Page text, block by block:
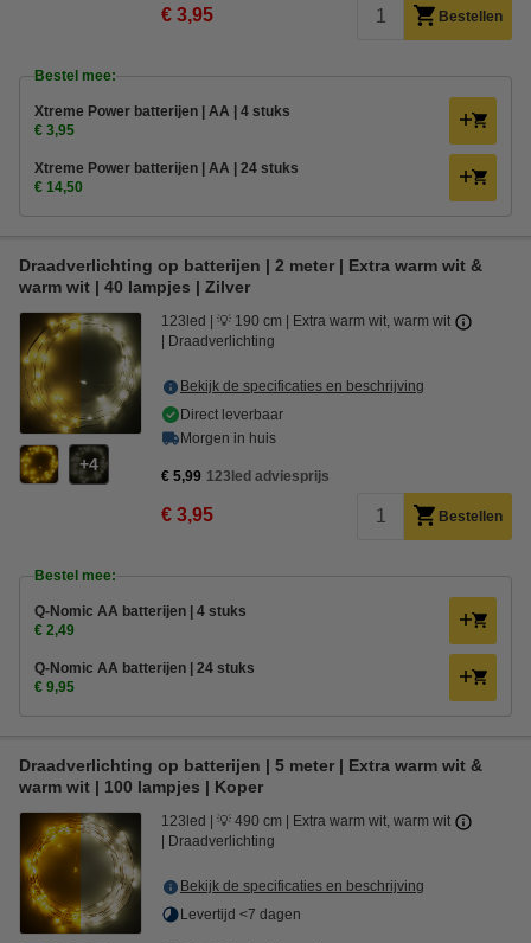
€ 3,95 Bestellen
Bestel mee:
Xtreme Power batterijen | AA | 4 stuks
€ 3,95
Xtreme Power batterijen | AA | 24 stuks
€ 14,50
Draadverlichting op batterijen | 2 meter | Extra warm wit &
warm wit | 40 lampjes | Zilver
4
123led 💡 190 cm
Extra warm wit, warm wit
Draadverlichting
Bekijk de specificaties en beschrijving
Direct leverbaar
Morgen in huis
€ 5,99 123led adviesprijs
€ 3,95 Bestellen
Bestel mee:
Q-Nomic AA batterijen | 4 stuks
€ 2,49
Q-Nomic AA batterijen | 24 stuks
€ 9,95
Draadverlichting op batterijen | 5 meter | Extra warm wit &
warm wit | 100 lampjes | Koper
123led 💡 490 cm
Extra warm wit, warm wit
Draadverlichting
Bekijk de specificaties en beschrijving
Levertijd <7 dagen